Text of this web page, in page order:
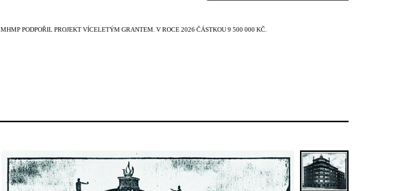
MHMP PODPOŘIL PROJEKT VÍCELETÝM GRANTEM. V ROCE 2026 ČÁSTKOU 9 500 000 KČ.